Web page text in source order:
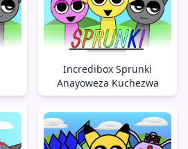
Incredibox Sprunki
Anayoweza Kuchezwa